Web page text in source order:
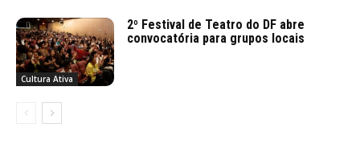
Cultura Ativa
2º Festival de Teatro do DF abre
convocatória para grupos locais